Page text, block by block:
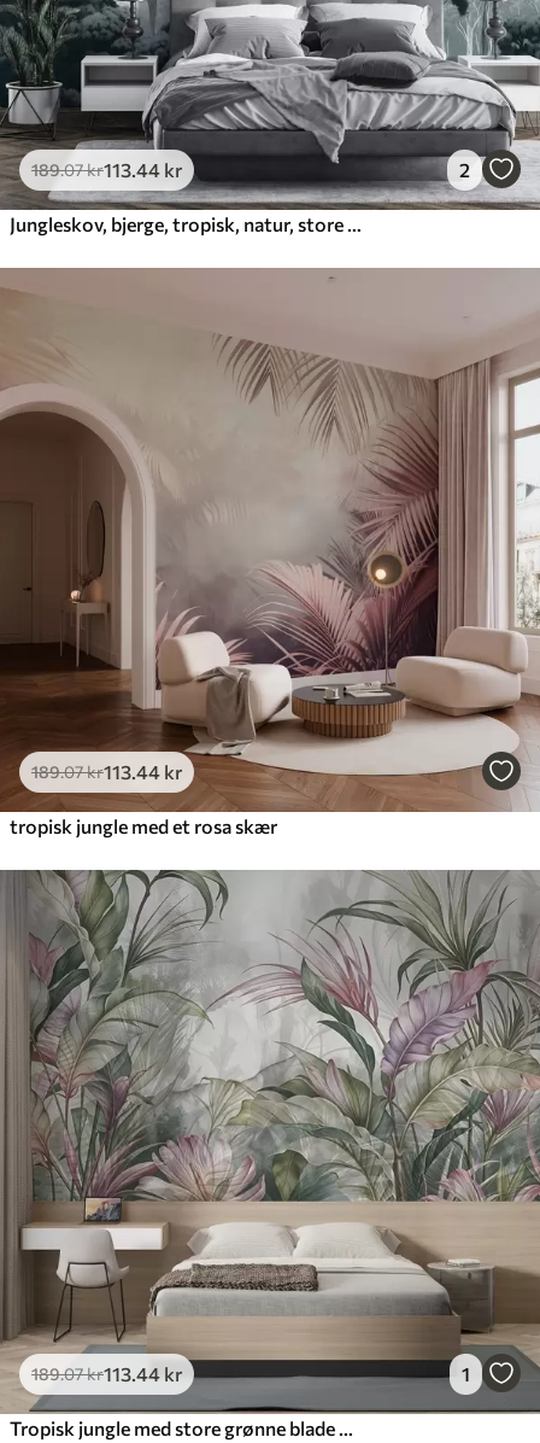
189.07kr113 .44 kr 2
189.07kr113 .44 kr
tropisk jungle med et rosa skær
189.07kr113 .44 kr 1